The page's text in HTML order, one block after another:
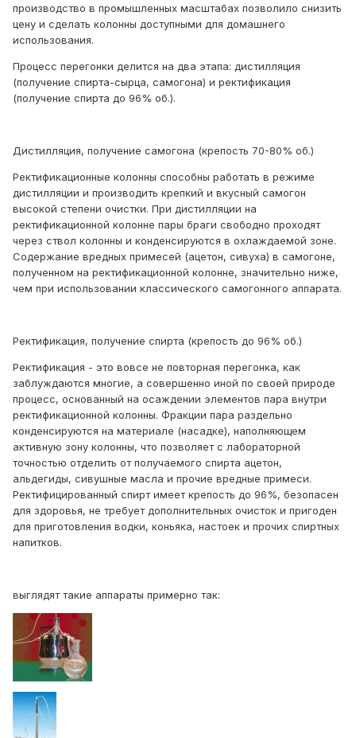
производство в промышленных масштабах позволило снизить
цену и сделать колонны доступными для домашнего
использования.
Процесс перегонки делится на два этапа: дистилляция
(получение спирта-сырца, самогона) и ректификация
(получение спирта до 96% об.).
Дистилляция, получение самогона (крепость 70-80% об.)
Ректификационные колонны способны работать в режиме
дистилляции и производить крепкий и вкусный самогон
высокой степени очистки. При дистилляции на
ректификационной колонне пары браги свободно проходят
через ствол колонны и конденсируются в охлаждаемой зоне.
Содержание вредных примесей (ацетон, сивуха) в самогоне,
полученном на ректификационной колонне, значительно ниже,
чем при использовании классического самогонного аппарата.
Ректификация, получение спирта (крепость до 96% об.)
Ректификация - это вовсе не повторная перегонка, как
заблуждаются многие, а совершенно иной по своей природе
процесс, основанный на осаждении элементов пара внутри
ректификационной колонны. Фракции пара раздельно
конденсируются на материале (насадке), наполняющем
активную зону колонны, что позволяет с лабораторной
точностью отделить от получаемого спирта ацетон,
альдегиды, сивушные масла и прочие вредные примеси.
Ректифицированный спирт имеет крепость до 96%, безопасен
для здоровья, не требует дополнительных очисток и пригоден
для приготовления водки, коньяка, настоек и прочих спиртных
напитков.
выглядят такие аппараты примерно так: